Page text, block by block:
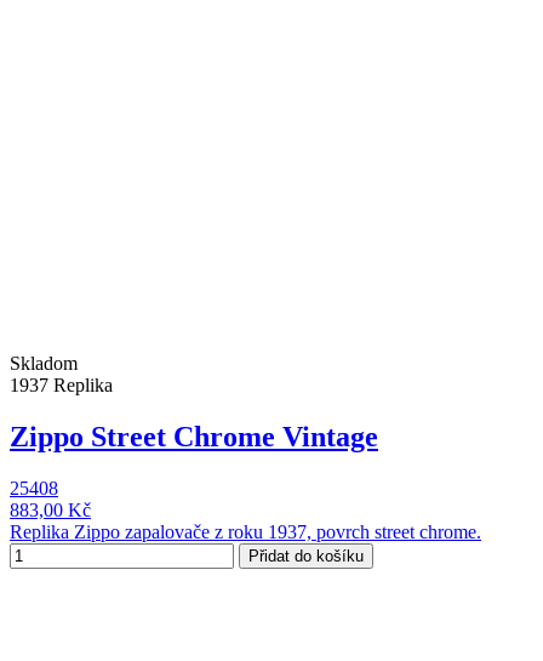
Skladom
1937 Replika
Zippo Street Chrome Vintage
25408
883,00 Kč
Replika Zippo zapalovače z roku 1937, povrch street chrome.
Přidat do košíku